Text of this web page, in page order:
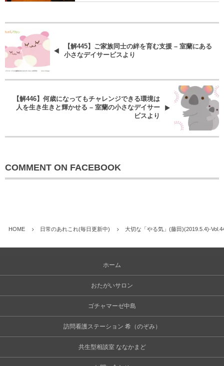
【解445】ご家族同士の絆を育む支援 – 室蘭にある
小さなデイサービスより
【解446】何歳になってもチャレンジできる環境は
人を生き生きと輝かせる – 室蘭の小さなデイサー
ビスより
COMMENT ON FACEBOOK
HOME 日常のあれこれ(毎日更新中) 大切な「やる気」(藤田)(2019.5.4)-
ホーム
おたがいサロン
ゴチャマーゼ中島
訪問看護ステーション 希（のぞみ）
共生型相談室 ななかまど